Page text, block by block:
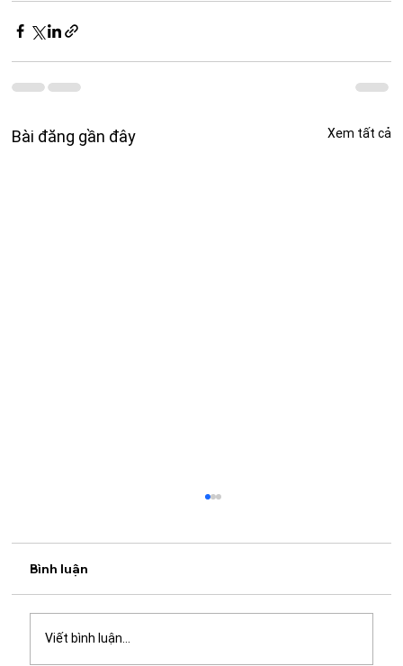
Bài đăng gần đây Xem tất cả
Bình luận
Viết bình luận...